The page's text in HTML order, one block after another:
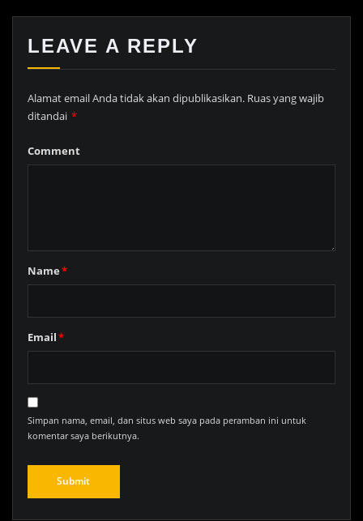
LEAVE A REPLY
Alamat email Anda tidak akan dipublikasikan. Ruas yang wajib
ditandai *
Comment
Name*
Email*
Simpan nama, email, dan situs web saya pada peramban ini untuk
komentar saya berikutnya.